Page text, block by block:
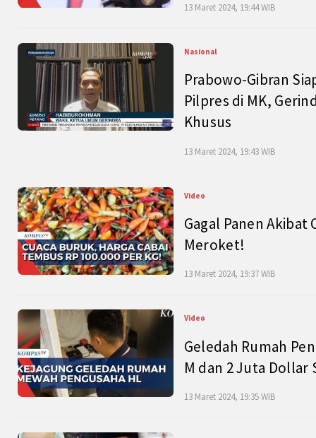
13 Maret 2024, 19:44 WIB
Nasional
Prabowo-Gibran
Pilpres di MK,
Khusus
13 Maret 2024, 19:43 WIB
Video
Gagal Panen Akibat
Meroket!
13 Maret 2024, 19:37 WIB
Video
Geledah Rumah
M dan 2 Juta Dollar
13 Maret 2024, 19:35 WIB